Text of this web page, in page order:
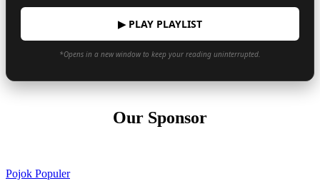
▶ PLAY PLAYLIST
*Opens in a new window to keep your reading uninterrupted.
Our Sponsor
Pojok Populer